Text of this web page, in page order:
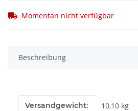
Momentan nicht verfügbar
Beschreibung
Produkteigenschaft
Wert
Versandgewicht: 10,10 kg